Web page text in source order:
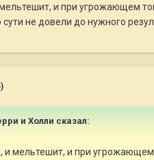
и при угрожающем
не довели до нужного
и Холли сказал:
и мельтешит, и при